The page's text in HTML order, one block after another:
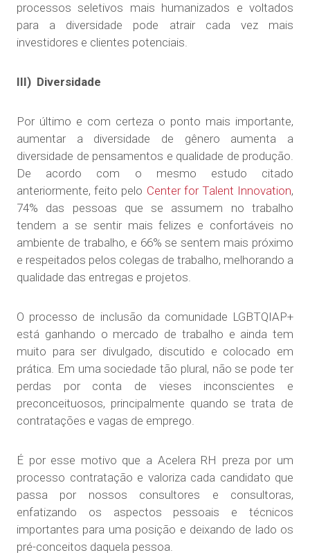
processos seletivos mais humanizados e voltados
para a diversidade pode atrair cada vez mais
investidores e clientes potenciais.
III) Diversidade
Por último e com certeza o ponto mais importante,
aumentar a diversidade de gênero aumenta a
diversidade de pensamentos e qualidade de produção.
De acordo com o mesmo estudo citado
anteriormente, feito pelo Center for Talent Innovation,
74% das pessoas que se assumem no trabalho
tendem a se sentir mais felizes e confortáveis no
ambiente de trabalho, e 66% se sentem mais próximo
e respeitados pelos colegas de trabalho, melhorando a
qualidade das entregas e projetos.
O processo de inclusão da comunidade LGBTQIAP+
está ganhando o mercado de trabalho e ainda tem
muito para ser divulgado, discutido e colocado em
prática. Em uma sociedade tão plural, não se pode ter
perdas por conta de vieses inconscientes e
preconceituosos, principalmente quando se trata de
contratações e vagas de emprego.
É por esse motivo que a Acelera RH preza por um
processo contratação e valoriza cada candidato que
passa por nossos consultores e consultoras,
enfatizando os aspectos pessoais e técnicos
importantes para uma posição e deixando de lado os
pré-conceitos daquela pessoa.